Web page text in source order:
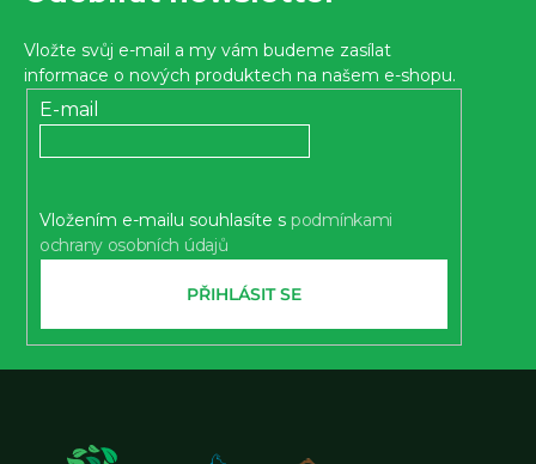
Vložte svůj e-mail a my vám budeme zasílat
informace o nových produktech na našem e-shopu.
E-mail
Vložením e-mailu souhlasíte s podmínkami
ochrany osobních údajů
PŘIHLÁSIT SE